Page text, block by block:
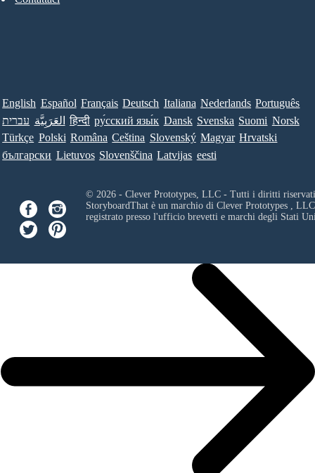
English Español Français Deutsch Italiana Nederlands Português
עברית العَرَبِيَّة हिन्दी ру́сский язы́к Dansk Svenska Suomi Norsk
Türkçe Polski Româna Ceština Slovenský Magyar Hrvatski
български Lietuvos Slovenščina Latvijas eesti
© 2026 - Clever Prototypes, LLC - Tutti i diritti
StoryboardThat è un marchio di Clever Prototypes , LLC
registrato presso l'ufficio brevetti e marchi degli Stati